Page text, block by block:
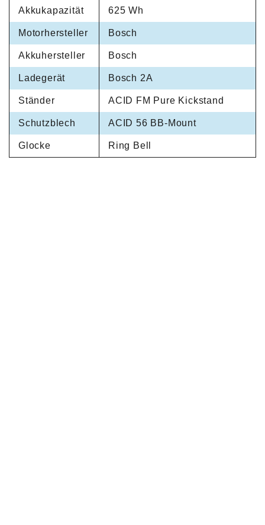
Akkukapazität 625 Wh
Motorhersteller Bosch
Akkuhersteller Bosch
Ladegerät Bosch 2A
Ständer ACID FM Pure Kickstand
Schutzblech ACID 56 BB-Mount
Glocke Ring Bell